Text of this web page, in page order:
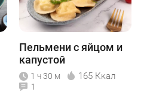
Пельмени с яйцом и
капустой
1 ч 30 м 165 Ккал
1